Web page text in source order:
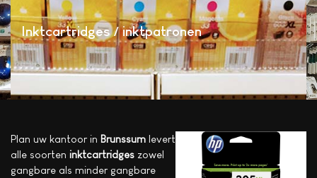
Inktcartridges / inktpatronen
Plan uw kantoor in Brunssum levert
alle soorten inktcartridges zowel
gangbare als minder gangbare